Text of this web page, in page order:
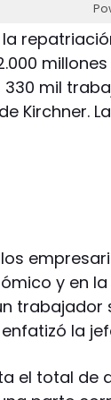
mil
Kirchner.
y en
la
el total de